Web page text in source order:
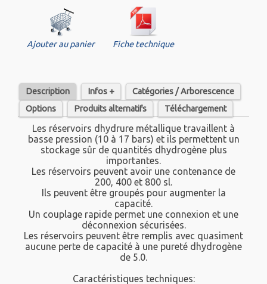
Ajouter au panier Fiche technique
Description Infos +
Catégories / Arborescence
Options
Produits alternatifs Téléchargement
Les réservoirs dhydrure métallique travaillent à
basse pression (10 à 17 bars) et ils permettent un
stockage sûr de quantités dhydrogène plus
importantes.
Les réservoirs peuvent avoir une contenance de
200, 400 et 800 sl.
Ils peuvent être groupés pour augmenter la
capacité.
Un couplage rapide permet une connexion et une
déconnexion sécurisées.
Les réservoirs peuvent être remplis avec quasiment
aucune perte de capacité à une pureté dhydrogène
de 5.0.
Caractéristiques techniques: